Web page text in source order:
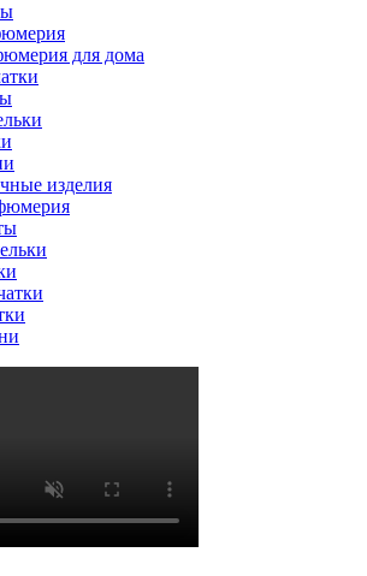
для дома
изделия